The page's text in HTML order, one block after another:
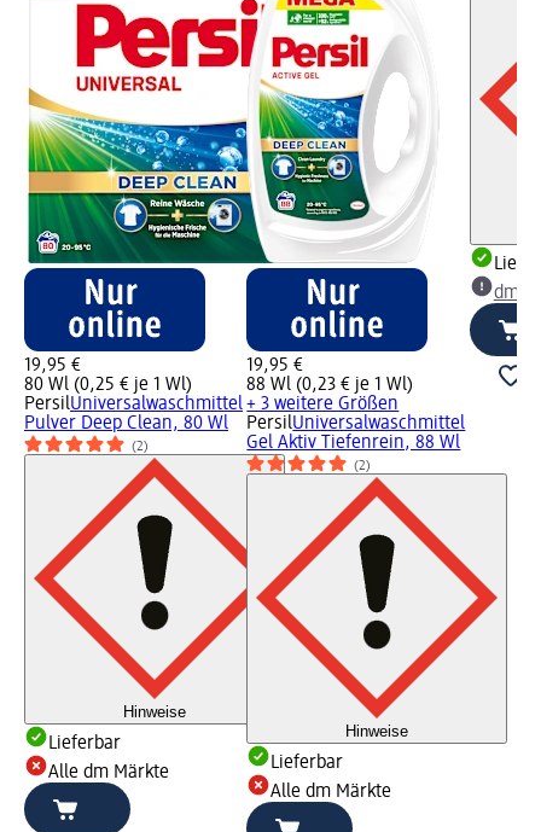
19,95 €
80 Wl (0,25 € je 1 Wl)
PersilUniversalwaschmittel
Pulver Deep Clean, 80 Wl
(2)
Hinweise
Lieferbar
Alle dm Märkte
19,95 €
88 Wl (0,23 € je 1 Wl)
+ 3 weitere Größen
PersilUniversalwaschmittel
Gel Aktiv Tiefenrein, 88 Wl
(2)
Hinweise
Lieferbar
Alle dm Märkte
dm